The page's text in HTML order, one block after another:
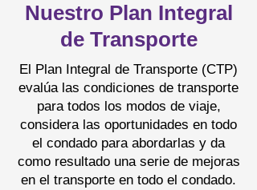
Nuestro Plan Integral
de Transporte
El Plan Integral de Transporte (CTP)
evalúa las condiciones de transporte
para todos los modos de viaje,
considera las oportunidades en todo
el condado para abordarlas y da
como resultado una serie de mejoras
en el transporte en todo el condado.